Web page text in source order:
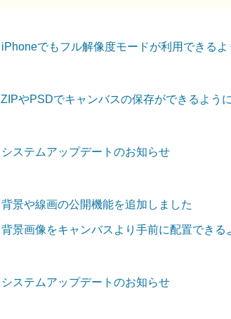
iPhoneでもフル解像度モードが利用できる
ZIPやPSDでキャンバスの保存ができるよう
システムアップデートのお知らせ
背景や線画の公開機能を追加しました
背景画像をキャンバスより手前に配置できる
システムアップデートのお知らせ